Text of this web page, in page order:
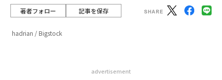
著者フォロー 記事を保存
hadrian / Bigstock
advertisement